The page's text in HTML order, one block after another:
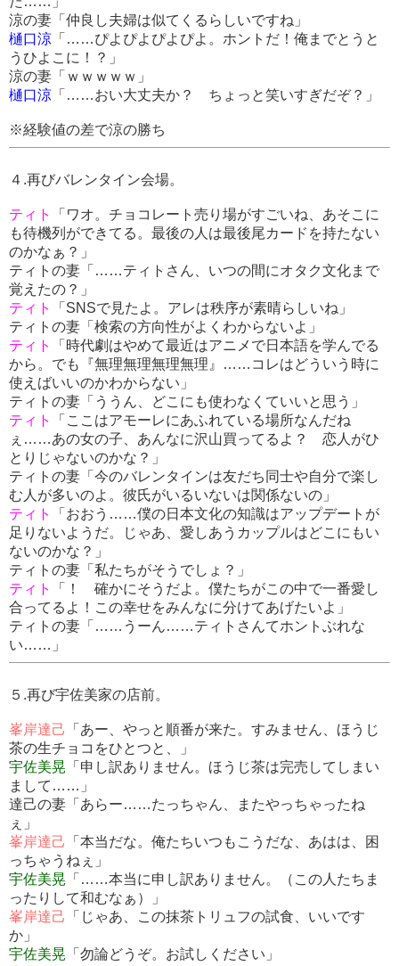
涼の妻「仲良し夫婦は似てくるらしいですね」
樋口涼 「……ぴよぴよぴよぴよ。ホントだ！俺までとうと
うひよこに！？」
涼の妻「ｗｗｗｗｗ」
樋口涼 「……おい大丈夫か？ ちょっと笑いすぎだぞ？」
※経験値の差で涼の勝ち
４.再びバレンタイン会場。
ティト
「ワオ。チョコレート売り場がすごいね、あそこに
も待機列ができてる。最後の人は最後尾カードを持たない
のかなぁ？」
ティトの妻「……ティトさん、いつの間にオタク文化まで
覚えたの？」
ティト
「SNSで見たよ。アレは秩序が素晴らしいね」
ティトの妻「検索の方向性がよくわからないよ」
ティト
「時代劇はやめて最近はアニメで日本語を学んでる
から。でも『無理無理無理無理』……コレはどういう時に
使えばいいのかわからない」
ティトの妻「ううん、どこにも使わなくていいと思う」
ティト
「ここはアモーレにあふれている場所なんだね
ぇ……あの女の子、あんなに沢山買ってるよ？ 恋人がひ
とりじゃないのかな？」
ティトの妻「今のバレンタインは友だち同士や自分で楽し
む人が多いのよ。彼氏がいるいないは関係ないの」
ティト
「おおう……僕の日本文化の知識はアップデートが
足りないようだ。じゃあ、愛しあうカップルはどこにもい
ないのかな？」
ティトの妻「私たちがそうでしょ？」
ティト
「！ 確かにそうだよ。僕たちがこの中で一番愛し
合ってるよ！この幸せをみんなに分けてあげたいよ」
ティトの妻「……うーん……ティトさんてホントぶれな
い……」
５.再び宇佐美家の店前。
峯岸達己
「あー、やっと順番が来た。すみません、ほうじ
茶の生チョコをひとつと、」
宇佐美晃 「申し訳ありません。ほうじ茶は完売してしまい
まして……」
達己の妻「あらー……たっちゃん、またやっちゃったね
ぇ」
峯岸達己
「本当だな。俺たちいつもこうだな、あはは、困
っちゃうねぇ」
宇佐美晃 「……本当に申し訳ありません。（この人たちま
ったりして和むなぁ）」
峯岸達己
「じゃあ、この抹茶トリュフの試食、いいです
か」
宇佐美晃 「勿論どうぞ。お試しください」